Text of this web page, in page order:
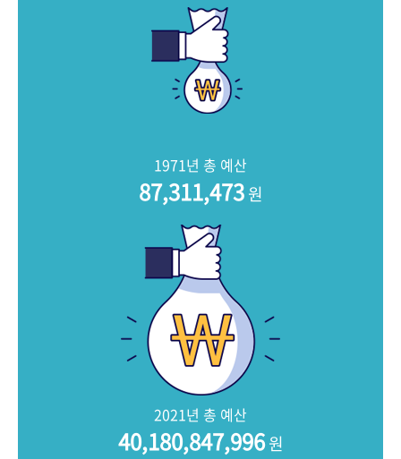
문서 기록물 행정박물
1971년 총 예산
87,311,473원
2021년 총 예산
40,180,847,996원